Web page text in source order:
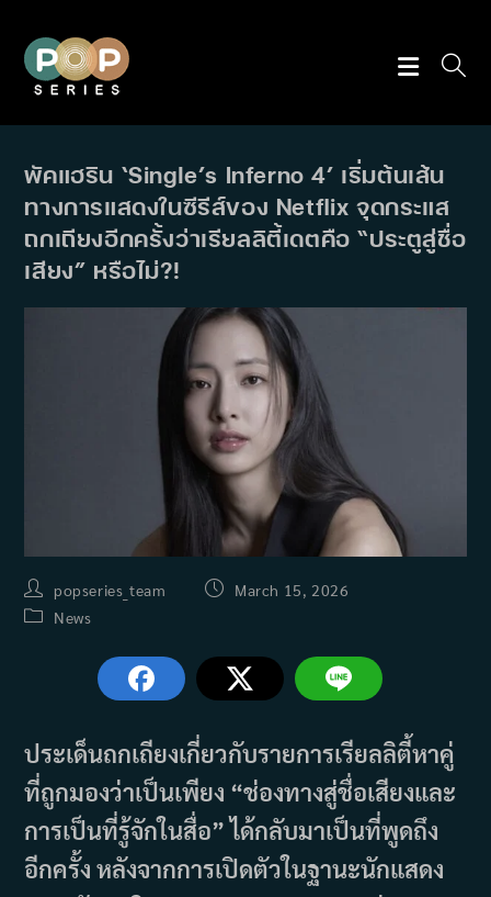
content
พัคแฮริน ‘Single’s Inferno 4’ เริ่มต้นเส้น
ทางการแสดงในซีรีส์ของ Netflix จุดกระแส
ถกเถียงอีกครั้งว่าเรียลลิตี้เดตคือ “ประตูสู่ชื่อ
เสียง” หรือไม่?!
Post
author:
popseries_team
PostMarch 15, 2026
PostNews
ประเด็นถกเถียงเกี่ยวกับรายการเรียลลิตี้หาคู่
ที่ถูกมองว่าเป็นเพียง “ช่องทางสู่ชื่อเสียงและ
การเป็นที่รู้จักในสื่อ” ได้กลับมาเป็นที่พูดถึง
อีกครั้ง หลังจากการเปิดตัวในฐานะนักแสดง